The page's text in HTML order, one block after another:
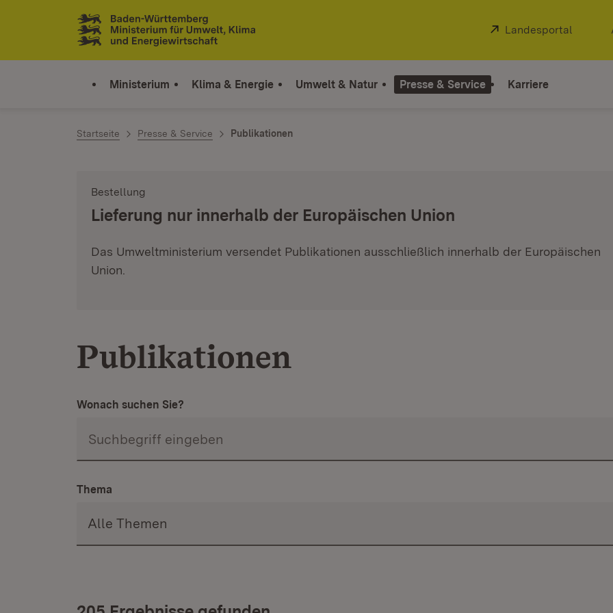
Zum Inhalt springen
Link zur Startseite
Extern:
Landesportal
Ministerium Klima & Energie Umwelt & Natur Presse & Service Karriere
Startseite Presse & Service Publikationen
Bestellung
Lieferung nur innerhalb der Europäischen Union
Das Umweltministerium versendet Publikationen ausschließlich innerhalb der Europäischen
Union.
Publikationen
Wonach suchen Sie?
Thema